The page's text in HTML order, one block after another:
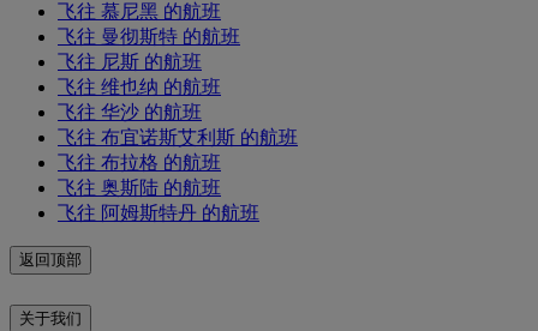
飞往 慕尼黑 的航班
飞往 曼彻斯特 的航班
飞往 尼斯 的航班
飞往 维也纳 的航班
飞往 华沙 的航班
飞往 布宜诺斯艾利斯 的航班
飞往 布拉格 的航班
飞往 奥斯陆 的航班
飞往 阿姆斯特丹 的航班
返回顶部
关于我们